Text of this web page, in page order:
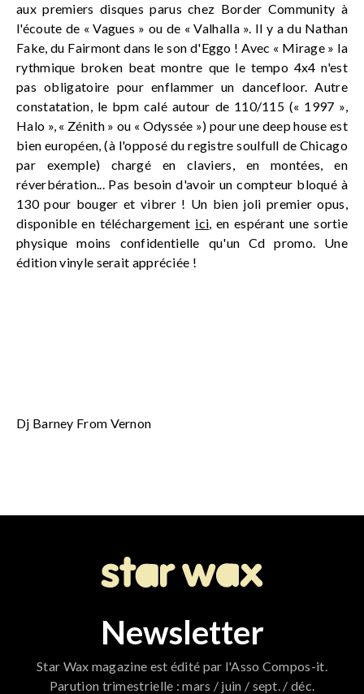
aux premiers disques parus chez Border Community à
l'écoute de « Vagues » ou de « Valhalla ». Il y a du Nathan
Fake, du Fairmont dans le son d'Eggo ! Avec « Mirage » la
rythmique broken beat montre que le tempo 4x4 n'est
pas obligatoire pour enflammer un dancefloor. Autre
constatation, le bpm calé autour de 110/115 (« 1997 »,
Halo », « Zénith » ou « Odyssée ») pour une deep house est
bien européen, (à l'opposé du registre soulfull de Chicago
par exemple) chargé en claviers, en montées, en
réverbération... Pas besoin d'avoir un compteur bloqué à
130 pour bouger et vibrer ! Un bien joli premier opus,
disponible en téléchargement ici, en espérant une sortie
physique moins confidentielle qu'un Cd promo. Une
édition vinyle serait appréciée !
Dj Barney From Vernon
Newsletter
Star Wax magazine est édité par l'Asso Compos-it.
Parution trimestrielle : mars / juin / sept. / déc.